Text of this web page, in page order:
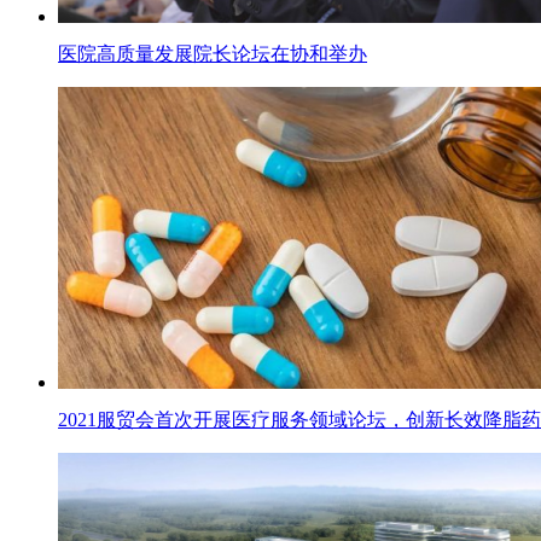
医院高质量发展院长论坛在协和举办
2021服贸会首次开展医疗服务领域论坛，创新长效降脂